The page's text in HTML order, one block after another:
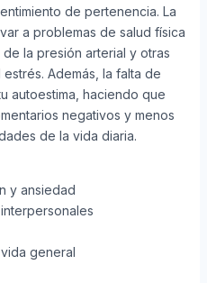
de pertenencia. La
a problemas de salud física
la presión arterial y otras
Además, la falta de
autoestima, haciendo que
negativos y menos
de la vida diaria.
y ansiedad
general